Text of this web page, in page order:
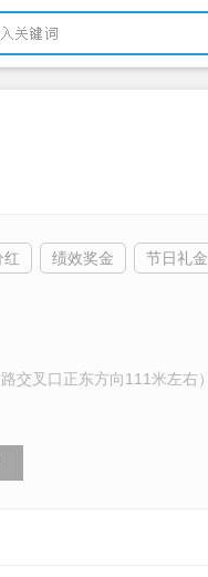
红 绩效奖金 节日礼金
交叉口正东方向111米左右）